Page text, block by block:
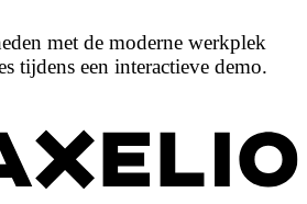
met de moderne werkplek
tijdens een interactieve demo.